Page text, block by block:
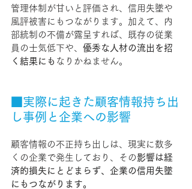
管理体制が甘いと評価され、信用失墜や
風評被害にもつながります。加えて、内
部統制の不備が露呈すれば、既存の従業
員の士気低下や、 優秀な人材の流出を招
く結果にも なりかねません。
■実際に起きた顧客情報持ち出
し事例と企業への影響
顧客情報の不正持ち出しは、現実に数多
くの企業で発生しており、その影響は経
済的損失にとどまらず、企業の信用失墜
にもつながります。